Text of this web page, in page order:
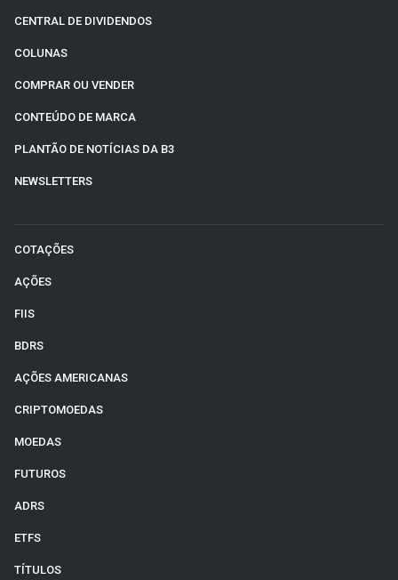
CENTRAL DE DIVIDENDOS
COLUNAS
COMPRAR OU VENDER
CONTEÚDO DE MARCA
PLANTÃO DE NOTÍCIAS DA B3
NEWSLETTERS
COTAÇÕES
AÇÕES
FIIS
BDRS
AÇÕES AMERICANAS
CRIPTOMOEDAS
MOEDAS
FUTUROS
ADRS
ETFS
TÍTULOS